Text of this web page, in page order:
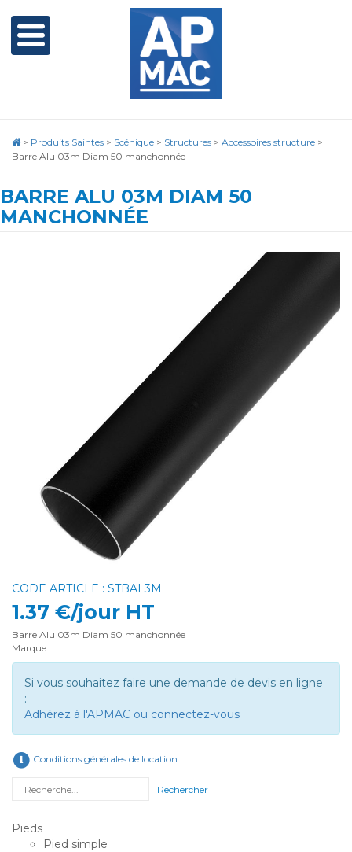
> Produits Saintes > Scénique > Structures > Accessoires structure >
Barre Alu 03m Diam 50 manchonnée
BARRE ALU 03M DIAM 50
MANCHONNÉE
CODE ARTICLE : STBAL3M
1.37 €/jour HT
Barre Alu 03m Diam 50 manchonnée
Marque :
Si vous souhaitez faire une demande de devis en ligne
:
Adhérez à l'APMAC ou connectez-vous
Conditions générales de location
Rechercher
Pieds
Pied simple